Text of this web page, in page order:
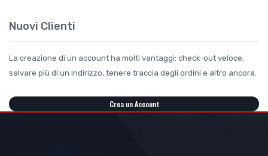
Nuovi Clienti
La creazione di un account ha molti vantaggi: check-out veloce,
salvare più di un indirizzo, tenere traccia degli ordini e altro ancora.
Crea un Account